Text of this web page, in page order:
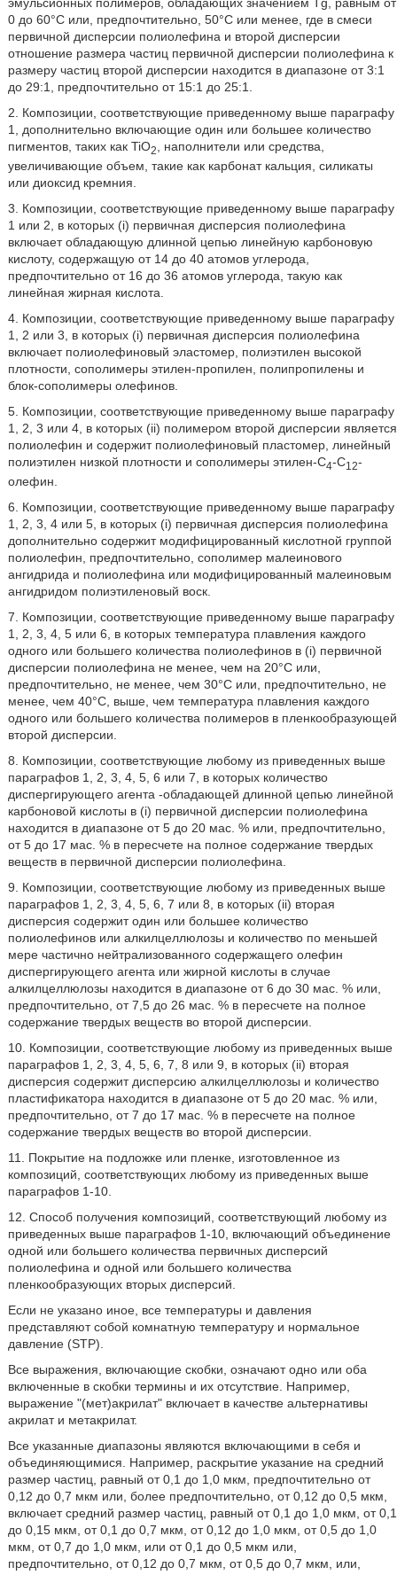
0 до 60°С или, предпочтительно, 50°С или менее, где в смеси
первичной дисперсии полиолефина и второй дисперсии
отношение размера частиц первичной дисперсии полиолефина к
размеру частиц второй дисперсии находится в диапазоне от 3:1
до 29:1, предпочтительно от 15:1 до 25:1.
2. Композиции, соответствующие приведенному выше параграфу
1, дополнительно включающие один или большее количество
пигментов, таких как TiO2
, наполнители или средства,
увеличивающие объем, такие как карбонат кальция, силикаты
или диоксид кремния.
3. Композиции, соответствующие приведенному выше параграфу
1 или 2, в которых (i) первичная дисперсия полиолефина
включает обладающую длинной цепью линейную карбоновую
кислоту, содержащую от 14 до 40 атомов углерода,
предпочтительно от 16 до 36 атомов углерода, такую как
линейная жирная кислота.
4. Композиции, соответствующие приведенному выше параграфу
1, 2 или 3, в которых (i) первичная дисперсия полиолефина
включает полиолефиновый эластомер, полиэтилен высокой
плотности, сополимеры этилен-пропилен, полипропилены и
блок-сополимеры олефинов.
5. Композиции, соответствующие приведенному выше параграфу
1, 2, 3 или 4, в которых (ii) полимером второй дисперсии является
полиолефин и содержит полиолефиновый пластомер, линейный
полиэтилен низкой плотности и сополимеры этилен-С4-С12-
олефин.
6. Композиции, соответствующие приведенному выше параграфу
1, 2, 3, 4 или 5, в которых (i) первичная дисперсия полиолефина
дополнительно содержит модифицированный кислотной группой
полиолефин, предпочтительно, сополимер малеинового
ангидрида и полиолефина или модифицированный малеиновым
ангидридом полиэтиленовый воск.
7. Композиции, соответствующие приведенному выше параграфу
1, 2, 3, 4, 5 или 6, в которых температура плавления каждого
одного или большего количества полиолефинов в (i) первичной
дисперсии полиолефина не менее, чем на 20°С или,
предпочтительно, не менее, чем 30°С или, предпочтительно, не
менее, чем 40°С, выше, чем температура плавления каждого
одного или большего количества полимеров в пленкообразующей
второй дисперсии.
8. Композиции, соответствующие любому из приведенных выше
параграфов 1, 2, 3, 4, 5, 6 или 7, в которых количество
диспергирующего агента -обладающей длинной цепью линейной
карбоновой кислоты в (i) первичной дисперсии полиолефина
находится в диапазоне от 5 до 20 мас. % или, предпочтительно,
от 5 до 17 мас. % в пересчете на полное содержание твердых
веществ в первичной дисперсии полиолефина.
9. Композиции, соответствующие любому из приведенных выше
параграфов 1, 2, 3, 4, 5, 6, 7 или 8, в которых (ii) вторая
дисперсия содержит один или большее количество
полиолефинов или алкилцеллюлозы и количество по меньшей
мере частично нейтрализованного содержащего олефин
диспергирующего агента или жирной кислоты в случае
алкилцеллюлозы находится в диапазоне от 6 до 30 мас. % или,
предпочтительно, от 7,5 до 26 мас. % в пересчете на полное
содержание твердых веществ во второй дисперсии.
10. Композиции, соответствующие любому из приведенных выше
параграфов 1, 2, 3, 4, 5, 6, 7, 8 или 9, в которых (ii) вторая
дисперсия содержит дисперсию алкилцеллюлозы и количество
пластификатора находится в диапазоне от 5 до 20 мас. % или,
предпочтительно, от 7 до 17 мас. % в пересчете на полное
содержание твердых веществ во второй дисперсии.
11. Покрытие на подложке или пленке, изготовленное из
композиций, соответствующих любому из приведенных выше
параграфов 1-10.
12. Способ получения композиций, соответствующий любому из
приведенных выше параграфов 1-10, включающий объединение
одной или большего количества первичных дисперсий
полиолефина и одной или большего количества
пленкообразующих вторых дисперсий.
Если не указано иное, все температуры и давления
представляют собой комнатную температуру и нормальное
давление (STP).
Все выражения, включающие скобки, означают одно или оба
включенные в скобки термины и их отсутствие. Например,
выражение "(мет)акрилат" включает в качестве альтернативы
акрилат и метакрилат.
Все указанные диапазоны являются включающими в себя и
объединяющимися. Например, раскрытие указание на средний
размер частиц, равный от 0,1 до 1,0 мкм, предпочтительно от
0,12 до 0,7 мкм или, более предпочтительно, от 0,12 до 0,5 мкм,
включает средний размер частиц, равный от 0,1 до 1,0 мкм, от 0,1
до 0,15 мкм, от 0,1 до 0,7 мкм, от 0,12 до 1,0 мкм, от 0,5 до 1,0
мкм, от 0,7 до 1,0 мкм, или от 0,1 до 0,5 мкм или,
предпочтительно, от 0,12 до 0,7 мкм, от 0,5 до 0,7 мкм, или,